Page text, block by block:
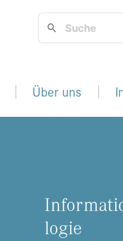
Über uns
lo­gie